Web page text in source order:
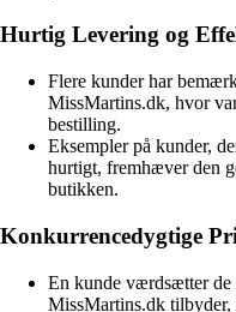
Hurtig Levering og
Flere kunder har
MissMartins.dk, hvor
bestilling.
Eksempler på kunder,
hurtigt, fremhæver den
butikken.
Konkurrencedygtige
En kunde værdsætter de
MissMartins.dk tilbyder,